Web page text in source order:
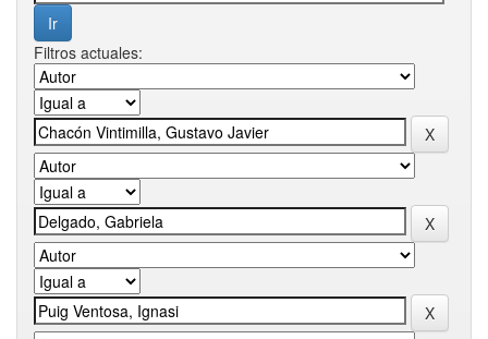
Filtros actuales: